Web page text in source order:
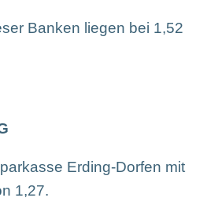
Banken liegen bei 1,52
Erding-Dorfen mit
1,27.